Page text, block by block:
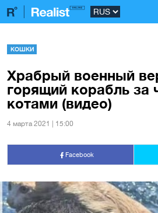
КОШКИ
Храбрый военный
горящий корабль за
котами (видео)
4 марта 2021 | 15:00
Facebook